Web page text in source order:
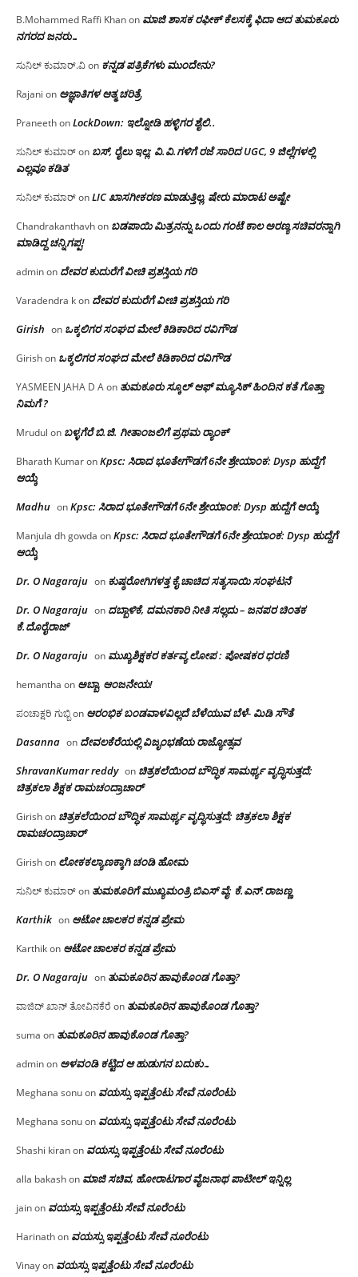
B.Mohammed Raffi Khanon ಮಾಜಿ ಶಾಸಕ ರಫೀಕ್ ಕೆಲಸಕ್ಕೆ ಫಿದಾ ಆದ ತುಮಕೂರು
ನಗರದ ಜನರು…
ಸುನಿಲ್ ಕುಮಾರ್.ವಿon ಕನ್ನಡ ಪತ್ರಿಕೆಗಳು ಮುಂದೇನು?
Rajani on ಅಜ್ಞಾತಿಗಳ ಆತ್ಮ ಚರಿತ್ರೆ
PraneethonLockDown: ಇಲ್ನೋಡಿ ಹಳ್ಳಿಗರ ಶೈಲಿ..
ಸುನಿಲ್ ಕುಮಾರ್on ಬಸ್, ರೈಲು ಇಲ್ಲ; ವಿ.ವಿ.ಗಳಿಗೆ ರಜೆ ಸಾರಿದ UGC, 9 ಜಿಲ್ಲೆಗಳಲ್ಲಿ
ಎಲ್ಲವೂ ಕಡಿತ
ಸುನಿಲ್ ಕುಮಾರ್onLIC ಖಾಸಗೀಕರಣ ಮಾಡುತ್ತಿಲ್ಲ, ಷೇರು ಮಾರಾಟ ಅಷ್ಟೇ
Chandrakanthavhon ಬಡಪಾಯಿ ಮಿತ್ರನನ್ನು ಒಂದು ಗಂಟೆ ಕಾಲ ಅರಣ್ಯ ಸಚಿವರನ್ನಾಗಿ
ಮಾಡಿದ್ದ ಚನ್ನಿಗಪ್ಪ!
adminon ದೇವರ ಕುದುರೆಗೆ ವೀಚಿ ಪ್ರಶಸ್ತಿಯ ಗರಿ
Varadendra kon ದೇವರ ಕುದುರೆಗೆ ವೀಚಿ ಪ್ರಶಸ್ತಿಯ ಗರಿ
Girish on ಒಕ್ಕಲಿಗರ ಸಂಘದ ಮೇಲೆ ಕಿಡಿಕಾರಿದ ರವಿಗೌಡ
Girishon ಒಕ್ಕಲಿಗರ ಸಂಘದ ಮೇಲೆ ಕಿಡಿಕಾರಿದ ರವಿಗೌಡ
YASMEEN JAHA D Aon ತುಮಕೂರು ಸ್ಕೂಲ್ ಆಫ್ ಮ್ಯೂಸಿಕ್ ಹಿಂದಿನ ಕತೆ ಗೊತ್ತಾ
ನಿಮಗೆ ?
Mrudul on ಬಳ್ಳಗೆರೆ ಬಿ.ಜಿ. ಗೀತಾಂಜಲಿಗೆ ಪ್ರಥಮ ರ‌್ಯಾಂಕ್
Bharath KumaronKpsc: ಸಿರಾದ ಭೂತೇಗೌಡಗೆ 6ನೇ ಶ್ರೇಯಾಂಕ: Dysp ಹುದ್ದೆಗೆ
ಆಯ್ಕೆ
Madhu onKpsc: ಸಿರಾದ ಭೂತೇಗೌಡಗೆ 6ನೇ ಶ್ರೇಯಾಂಕ: Dysp ಹುದ್ದೆಗೆ ಆಯ್ಕೆ
Manjula dh gowda onKpsc: ಸಿರಾದ ಭೂತೇಗೌಡಗೆ 6ನೇ ಶ್ರೇಯಾಂಕ: Dysp ಹುದ್ದೆಗೆ
ಆಯ್ಕೆ
Dr. O Nagaraju on ಕುಷ್ಠರೋಗಿಗಳತ್ತ ಕೈ ಚಾಚಿದ ಸತ್ಯಸಾಯಿ ಸಂಘಟನೆ
Dr. O Nagaraju on ದಬ್ಬಾಳಿಕೆ, ದಮನಕಾರಿ ನೀತಿ ಸಲ್ಲದು – ಜನಪರ ಚಿಂತಕ
ಕೆ.ದೊರೈರಾಜ್
Dr. O Nagaraju on ಮುಖ್ಯಶಿಕ್ಷಕರ ಕರ್ತವ್ಯ ಲೋಪ : ಪೋಷಕರ ಧರಣಿ
hemantha on ಅಬ್ಬಾ, ಆಂಜನೇಯ!
ಪಂಚಾಕ್ಷರಿ ಗುಬ್ಬಿon ಆರಂಭಿಕ ಬಂಡವಾಳವಿಲ್ಲದೆ ಬೆಳೆಯುವ ಬೆಳೆ- ಮಿಡಿ ಸೌತೆ
Dasanna on ದೇವಲಕೆರೆಯಲ್ಲಿ ವಿಜೃಂಭಣೆಯ ರಾಜ್ಯೋತ್ಸವ
ShravanKumar reddy on ಚಿತ್ರಕಲೆಯಿಂದ ಬೌದ್ಧಿಕ ಸಾಮರ್ಥ್ಯ ವೃದ್ಧಿಸುತ್ತದೆ;
ಚಿತ್ರಕಲಾ ಶಿಕ್ಷಕ ರಾಮಚಂದ್ರಾಚಾರ್
Girishon ಚಿತ್ರಕಲೆಯಿಂದ ಬೌದ್ಧಿಕ ಸಾಮರ್ಥ್ಯ ವೃದ್ಧಿಸುತ್ತದೆ; ಚಿತ್ರಕಲಾ ಶಿಕ್ಷಕ
ರಾಮಚಂದ್ರಾಚಾರ್
Girishon ಲೋಕಕಲ್ಯಾಣಕ್ಕಾಗಿ ಚಂಡಿ ಹೋಮ
ಸುನಿಲ್ ಕುಮಾರ್on ತುಮಕೂರಿಗೆ ಮುಖ್ಯಮಂತ್ರಿ ಬಿಎಸ್ ವೈ: ಕೆ.ಎನ್.ರಾಜಣ್ಣ
Karthik on ಆಟೋ ಚಾಲಕರ ಕನ್ನಡ ಪ್ರೇಮ
Karthikon ಆಟೋ ಚಾಲಕರ ಕನ್ನಡ ಪ್ರೇಮ
Dr. O Nagaraju on ತುಮಕೂರಿನ ಹಾವುಕೊಂಡ ಗೊತ್ತಾ?
ವಾಜಿದ್ ಖಾನ್ ತೋವಿನಕೆರೆ on ತುಮಕೂರಿನ ಹಾವುಕೊಂಡ ಗೊತ್ತಾ?
suma on ತುಮಕೂರಿನ ಹಾವುಕೊಂಡ ಗೊತ್ತಾ?
adminon ಅಳವಂಡಿ ಕಟ್ಟಿದ ಆ ಹುಡುಗನ ಬದುಕು…
Meghana sonuon ವಯಸ್ಸು ಇಪ್ಪತ್ತೆಂಟು ಸೇವೆ ನೂರೆಂಟು
Meghana sonuon ವಯಸ್ಸು ಇಪ್ಪತ್ತೆಂಟು ಸೇವೆ ನೂರೆಂಟು
Shashi kiranon ವಯಸ್ಸು ಇಪ್ಪತ್ತೆಂಟು ಸೇವೆ ನೂರೆಂಟು
alla bakashon ಮಾಜಿ ಸಚಿವ, ಹೋರಾಟಗಾರ ವೈಜನಾಥ ಪಾಟೀಲ್ ಇನ್ನಿಲ್ಲ
jainon ವಯಸ್ಸು ಇಪ್ಪತ್ತೆಂಟು ಸೇವೆ ನೂರೆಂಟು
Harinathon ವಯಸ್ಸು ಇಪ್ಪತ್ತೆಂಟು ಸೇವೆ ನೂರೆಂಟು
Vinayon ವಯಸ್ಸು ಇಪ್ಪತ್ತೆಂಟು ಸೇವೆ ನೂರೆಂಟು